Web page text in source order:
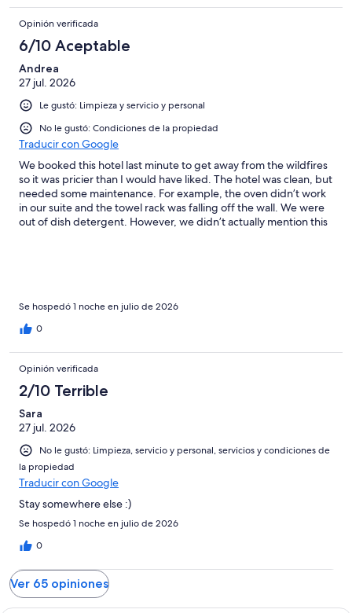
Opinión verificada
6/10 Aceptable
Andrea
27 jul. 2026
Le gustó: Limpieza y servicio y personal
No le gustó: Condiciones de la propiedad
Traducir con Google
We booked this hotel last minute to get away from the wildfires
so it was pricier than I would have liked. The hotel was clean, but
needed some maintenance. For example, the oven didn’t work
in our suite and the towel rack was falling off the wall. We were
out of dish detergent. However, we didn’t actually mention this
Se hospedó 1 noche en julio de 2026
0
Opinión verificada
2/10 Terrible
Sara
27 jul. 2026
No le gustó: Limpieza, servicio y personal, servicios y condiciones de
la propiedad
Traducir con Google
Stay somewhere else :)
Se hospedó 1 noche en julio de 2026
0
Ver 65 opiniones